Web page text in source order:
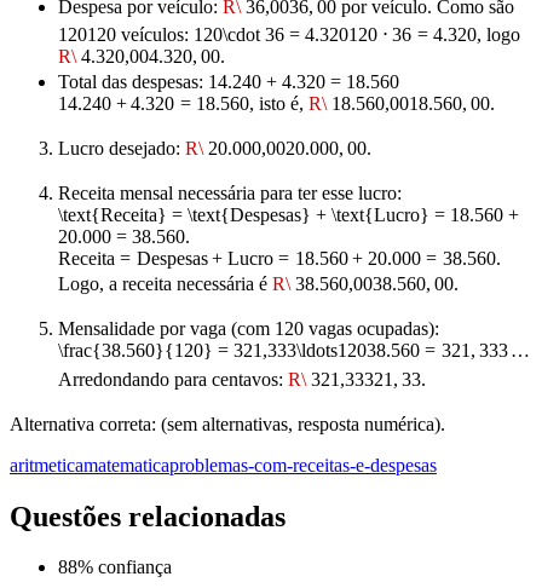
Despesa por veículo: R\ 36,0036, 00por veículo. Como são
120120 veículos: 120\cdot 36 = 4.320120 ⋅ 36 = 4.320, logo
R\ 4.320,004.320, 00.
Total das despesas: 14.240 + 4.320 = 18.560
14.240 + 4.320 = 18.560, isto é, R\ 18.560,0018.560, 00.
Lucro desejado: R\ 20.000,0020.000, 00.
Receita mensal necessária para ter esse lucro:
\text{Receita} = \text{Despesas} + \text{Lucro} = 18.560 +
20.000 = 38.560.
Receita = Despesas + Lucro = 18.560 + 20.000 = 38.560.
Logo, a receita necessária é R\ 38.560,0038.560, 00.
Mensalidade por vaga (com 120 vagas ocupadas):
\frac{38.560}{120} = 321,333\ldots12038.560 = 321 , 333 …
Arredondando para centavos: R\ 321,33321 , 33.
Alternativa correta: (sem alternativas, resposta numérica).
aritmeticamatematicaproblemas-com-receitas-e-despesas
Questões relacionadas
88% confiança